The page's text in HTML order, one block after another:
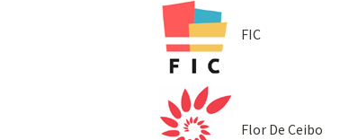
FIC
Flor De Ceibo